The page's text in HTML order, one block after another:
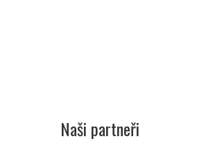
Naši partneři